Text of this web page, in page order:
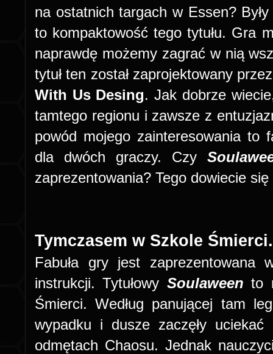
na ostatnich targach w Essen?
to kompaktowość tego tytułu. Gra
naprawdę możemy zagrać w nią
tytuł ten został zaprojektowany
With Us Desing. Jak dobrze
tamtego regionu i zawsze z
powód mojego zainteresowania to
dla dwóch graczy. Czy
zaprezentowania? Tego dowiecie
Tymczasem w Szkole
Fabuła gry jest zaprezentowana
instrukcji. Tytułowy Soulaweento
Śmierci. Według panującej tam
wypadku i dusze zaczęły
odmętach Chaosu. Jednak